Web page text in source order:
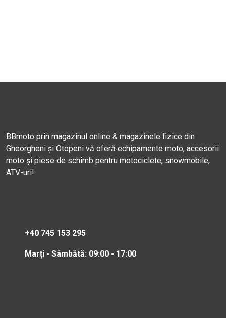
BBmoto prin magazinul online & magazinele fizice din
Gheorgheni și Otopeni vă oferă echipamente moto, accesorii
moto și piese de schimb pentru motociclete, snowmobile,
ATV-uri!
+40 745 153 295
Marți - Sâmbătă: 09:00 - 17:00